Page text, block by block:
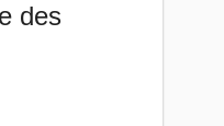
des